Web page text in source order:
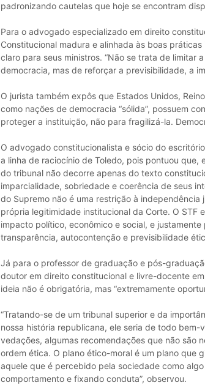
padronizando cautelas que hoje se encontram
Para o advogado especializado em direito
Constitucional madura e alinhada às boas
claro para seus ministros. “Não se trata de limitar
democracia, mas de reforçar a previsibilidade, a
O jurista também expôs que Estados Unidos,
como nações de democracia “sólida”, possuem
proteger a instituição, não para fragilizá-la.
O advogado constitucionalista e sócio do
a linha de raciocínio de Toledo, pois pontuou que,
do tribunal não decorre apenas do texto
imparcialidade, sobriedade e coerência de seus
do Supremo não é uma restrição à
própria legitimidade institucional da Corte. O STF
impacto político, econômico e social, e
transparência, autocontenção e previsibilidade
Já para o professor de graduação e pós-
doutor em direito constitucional e livre-docente
ideia não é obrigatória, mas “extremamente
“Tratando-se de um tribunal superior e da
nossa história republicana, ele seria de todo
vedações, algumas recomendações que não são
ordem ética. O plano ético-moral é um plano que
aquele que é percebido pela sociedade como
comportamento e fixando conduta”, observou.